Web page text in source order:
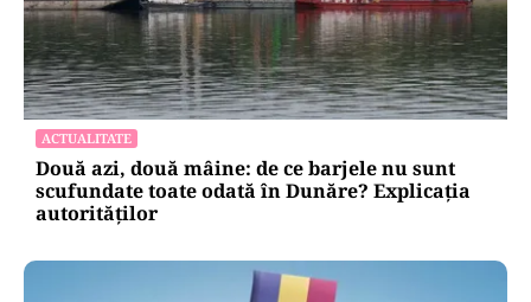
ACTUALITATE
Două azi, două mâine: de ce barjele nu sunt
scufundate toate odată în Dunăre? Explicația
autorităților